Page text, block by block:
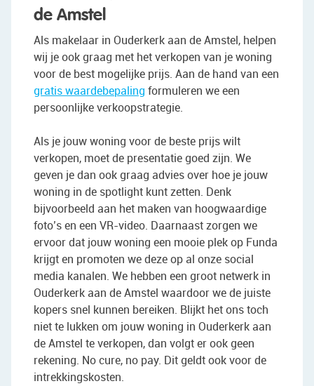
de Amstel
Als makelaar in Ouderkerk aan de Amstel, helpen
wij je ook graag met het verkopen van je woning
voor de best mogelijke prijs. Aan de hand van een
gratis waardebepaling formuleren we een
persoonlijke verkoopstrategie.
Als je jouw woning voor de beste prijs wilt
verkopen, moet de presentatie goed zijn. We
geven je dan ook graag advies over hoe je jouw
woning in de spotlight kunt zetten. Denk
bijvoorbeeld aan het maken van hoogwaardige
foto’s en een VR-video. Daarnaast zorgen we
ervoor dat jouw woning een mooie plek op Funda
krijgt en promoten we deze op al onze social
media kanalen. We hebben een groot netwerk in
Ouderkerk aan de Amstel waardoor we de juiste
kopers snel kunnen bereiken. Blijkt het ons toch
niet te lukken om jouw woning in Ouderkerk aan
de Amstel te verkopen, dan volgt er ook geen
rekening. No cure, no pay. Dit geldt ook voor de
intrekkingskosten.